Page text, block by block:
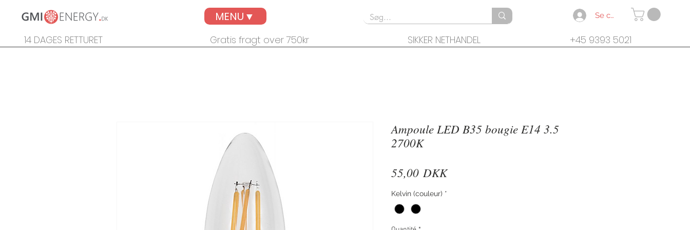
MENU▼ Se connecter
14 DAGES RETTURET Gratis fragt over 750kr SIKKER NETHANDEL +45 9393 5021
Ampoule LED B35 bougie E14 3.5
2700K
55,00 DKKPrix
Kelvin (couleur) *